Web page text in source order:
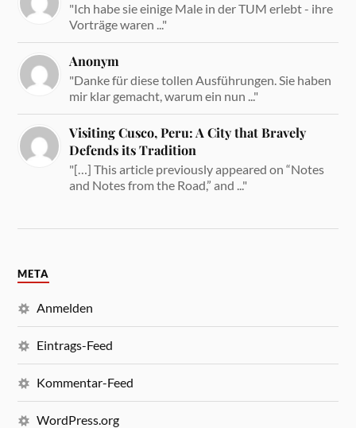
"Ich habe sie einige Male in der TUM erlebt - ihre
Vorträge waren ..."
Anonym
"Danke für diese tollen Ausführungen. Sie haben
mir klar gemacht, warum ein nun ..."
Visiting Cusco, Peru: A City that Bravely
Defends its Tradition
"[…] This article previously appeared on “Notes
and Notes from the Road,” and ..."
META
Anmelden
Eintrags-Feed
Kommentar-Feed
WordPress.org